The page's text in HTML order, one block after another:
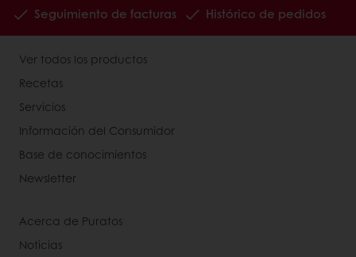
Seguimiento de facturas
Histórico de pedidos
Ver todos los productos
Recetas
Servicios
Información del Consumidor
Base de conocimientos
Newsletter
Acerca de Puratos
Noticias